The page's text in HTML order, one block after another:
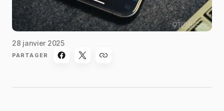
28 janvier 2025
PARTAGER